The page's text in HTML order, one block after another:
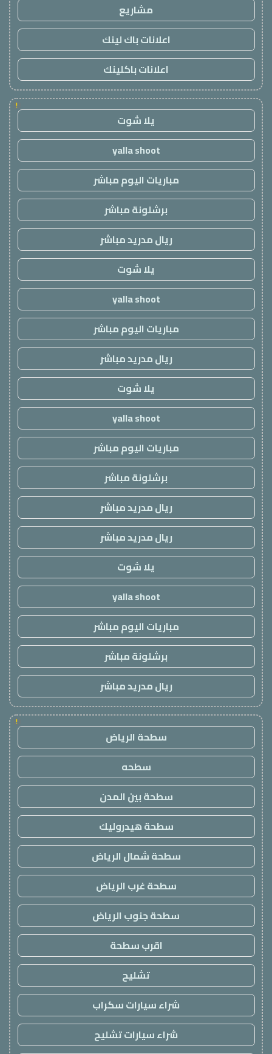
مشاريع
اعلانات باك لينك
اعلانات باكلينك
!
يلا شوت
yalla shoot
مباريات اليوم مباشر
برشلونة مباشر
ريال مدريد مباشر
يلا شوت
yalla shoot
مباريات اليوم مباشر
ريال مدريد مباشر
يلا شوت
yalla shoot
مباريات اليوم مباشر
برشلونة مباشر
ريال مدريد مباشر
ريال مدريد مباشر
يلا شوت
yalla shoot
مباريات اليوم مباشر
برشلونة مباشر
ريال مدريد مباشر
!
سطحة الرياض
سطحه
سطحة بين المدن
سطحة هيدروليك
سطحة شمال الرياض
سطحة غرب الرياض
سطحة جنوب الرياض
اقرب سطحة
تشليح
شراء سيارات سكراب
شراء سيارات تشليح